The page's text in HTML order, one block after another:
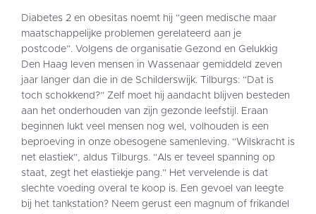
Diabetes 2 en obesitas noemt hij “geen medische maar
maatschappelijke problemen gerelateerd aan je
postcode”. Volgens de organisatie Gezond en Gelukkig
Den Haag leven mensen in Wassenaar gemiddeld zeven
jaar langer dan die in de Schilderswijk. Tilburgs: “Dat is
toch schokkend?” Zelf moet hij aandacht blijven besteden
aan het onderhouden van zijn gezonde leefstijl. Eraan
beginnen lukt veel mensen nog wel, volhouden is een
beproeving in onze obesogene samenleving. “Wilskracht is
net elastiek”, aldus Tilburgs. “Als er teveel spanning op
staat, zegt het elastiekje pang.” Het vervelende is dat
slechte voeding overal te koop is. Een gevoel van leegte
bij het tankstation? Neem gerust een magnum of frikandel